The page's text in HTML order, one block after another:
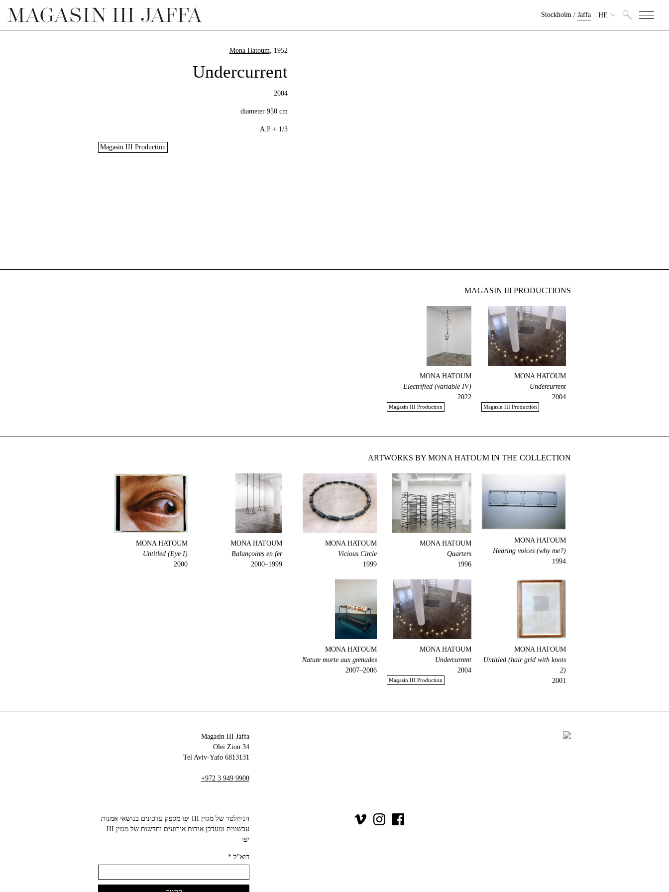
Stockholm/ Jaffa HE
Mona Hatoum, 1952
Undercurrent
2004
diameter 950 cm
1/3 + A.P
Magasin III Production
MAGASIN III PRODUCTIONS
MONA HATOUM
Undercurrent
2004
Magasin III Production
MONA HATOUM
Electrified (variable IV)
2022
Magasin III Production
ARTWORKS BY MONA HATOUM IN THE COLLECTION
MONA HATOUM
Hearing voices (why me?)
1994
MONA HATOUM
Quarters
1996
MONA HATOUM
Vicious Circle
1999
MONA HATOUM
Balançoires en fer
1999–2000
MONA HATOUM
Untitled (Eye I)
2000
MONA HATOUM
Untitled (hair grid with knots
2)
2001
MONA HATOUM
Undercurrent
2004
Magasin III Production
MONA HATOUM
Nature morte aux grenades
2006–2007
Magasin III Jaffa
34 Olei Zion
6813131 Tel Aviv-Yafo
+972 3 949 9900
הניוזלטר של מגזין III יפו מספק עדכונים בנושאי אמנות
עכשווית ומעדכן אודות אירועים וחדשות של מגזין III
יפו‬
דוא"ל*